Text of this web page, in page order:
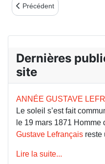
Article précédent : LE
Précédent
Dernières
site
ANNÉE GUSTAVE
Le soleil s’est fait
le 19 mars 1871 Homme
Gustave Lefrançais reste
Lire la suite...